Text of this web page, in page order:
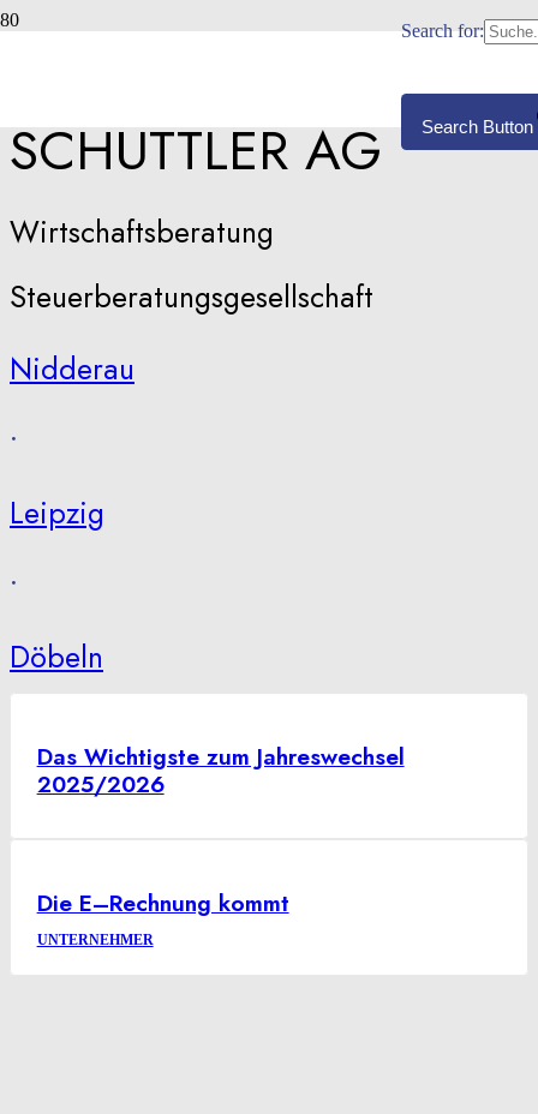
Search for:
Search Button
SCHÜTTLER AG
Wirtschaftsberatung
Steuerberatungsgesellschaft
Nidderau
•
Leipzig
•
Döbeln
Das Wichtigste zum Jahreswechsel
2025/2026
Die E–Rechnung kommt
UNTERNEHMER